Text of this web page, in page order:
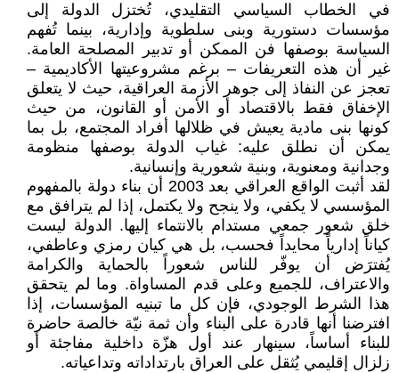
في الخطاب السياسي التقليدي، تُختزل الدولة إلى
مؤسسات دستورية وبنى سلطوية وإدارية، بينما تُفهم
السياسة بوصفها فن الممكن أو تدبير المصلحة العامة.
غير أن هذه التعريفات – برغم مشروعيتها الأكاديمية –
تعجز عن النفاذ إلى جوهر الأزمة العراقية، حيث لا يتعلق
الإخفاق فقط بالاقتصاد أو الأمن أو القانون، من حيث
كونها بنى مادية يعيش في ظلالها أفراد المجتمع، بل بما
يمكن أن نطلق عليه: غياب الدولة بوصفها منظومة
وجدانية ومعنوية، وبنية شعورية وإنسانية.
لقد أثبت الواقع العراقي بعد 2003 أن بناء دولة بالمفهوم
المؤسسي لا يكفي، ولا ينجح ولا يكتمل، إذا لم يترافق مع
خلق شعور جمعي مستدام بالانتماء إليها. الدولة ليست
كياناً إدارياً محايداً فحسب، بل هي كيان رمزي وعاطفي،
يُفترَض أن يوفّر للناس شعوراً بالحماية والكرامة
والاعتراف، للجميع وعلى قدم المساواة. وما لم يتحقق
هذا الشرط الوجودي، فإن كل ما تبنيه المؤسسات، إذا
افترضنا أنها قادرة على البناء وأن ثمة نيّة خالصة حاضرة
للبناء أساساً، سينهار عند أول هزّة داخلية مفاجئة أو
زلزال إقليمي يُثقل على العراق بارتداداته وتداعياته.